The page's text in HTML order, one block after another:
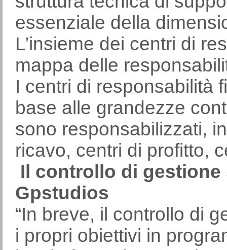
essenziale della
L’insieme dei centri di
mappa delle
I centri di responsabilità
base alle grandezze
sono responsabilizzati,
ricavo, centri di profitto,
Il controllo di
Gpstudios
“In breve, il controllo di
i propri obiettivi in